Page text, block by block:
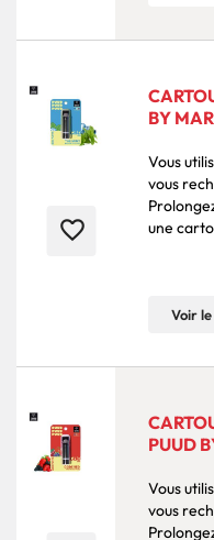
favorite_border
BY
Vous
vous
une
Voir
PUUD
Vous
vous